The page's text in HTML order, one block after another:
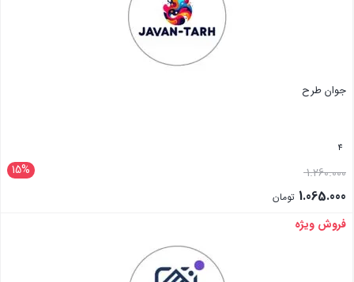
جوان طرح
4
15% 1.260.000
1.065.000 تومان
بستن
فروش ویژه